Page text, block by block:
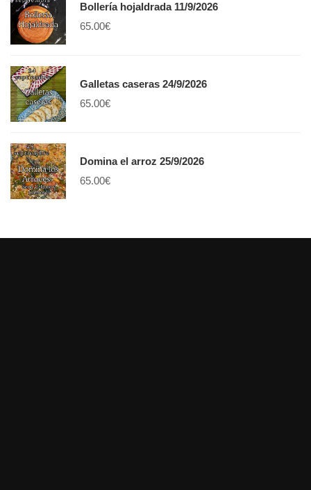
Bollería hojaldrada 11/9/2026
65.00€
Galletas caseras 24/9/2026
65.00€
Domina el arroz 25/9/2026
65.00€